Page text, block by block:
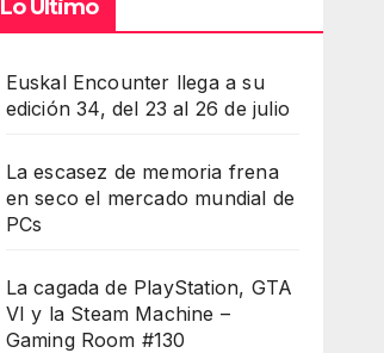
Lo Último
Euskal Encounter llega a su
edición 34, del 23 al 26 de julio
La escasez de memoria frena
en seco el mercado mundial de
PCs
La cagada de PlayStation, GTA
VI y la Steam Machine –
Gaming Room #130